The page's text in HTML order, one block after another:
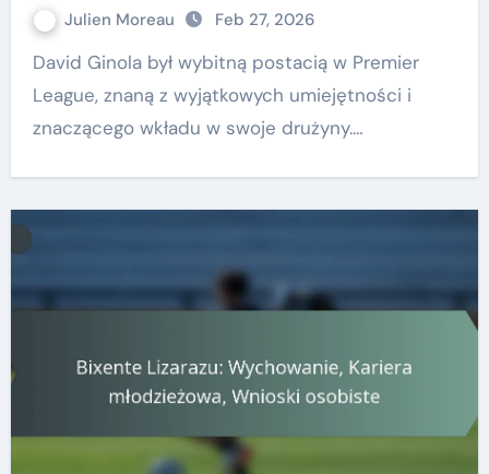
Julien Moreau Feb 27, 2026
David Ginola był wybitną postacią w Premier
League, znaną z wyjątkowych umiejętności i
znaczącego wkładu w swoje drużyny.…